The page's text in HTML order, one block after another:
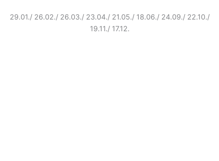
29.01./ 26.02./ 26.03./ 23.04./ 21.05./ 18.06./ 24.09./ 22.10./
19.11./ 17.12.